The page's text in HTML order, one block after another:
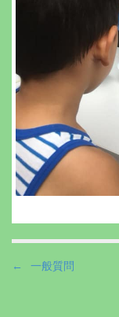
P
← 一般質問